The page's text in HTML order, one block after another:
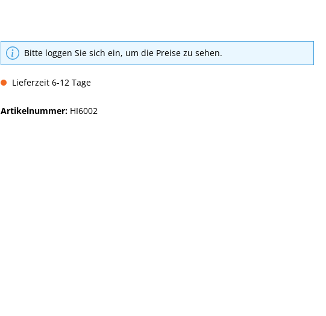
Bitte loggen Sie sich ein, um die Preise zu sehen.
Lieferzeit 6-12 Tage
Artikelnummer: HI6002